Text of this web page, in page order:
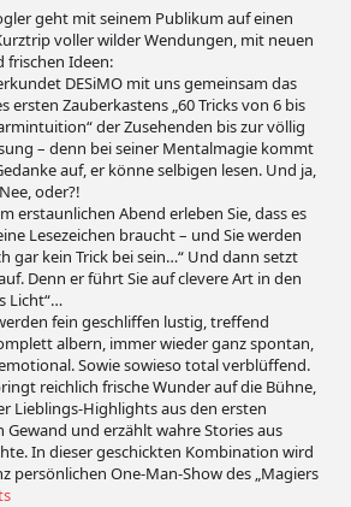
geht mit seinem Publikum auf einen
voller wilder Wendungen, mit neuen
frischen Ideen:
DESiMO mit uns gemeinsam das
ersten Zauberkastens „60 Tricks von 6 bis
der Zusehenden bis zur völlig
– denn bei seiner Mentalmagie kommt
auf, er könne selbigen lesen. Und ja,
oder?!
erstaunlichen Abend erleben Sie, dass es
Lesezeichen braucht – und Sie werden
gar kein Trick bei sein…“ Und dann setzt
Denn er führt Sie auf clevere Art in den
Licht“…
fein geschliffen lustig, treffend
albern, immer wieder ganz spontan,
Sowie sowieso total verblüffend.
reichlich frische Wunder auf die Bühne,
Lieblings-Highlights aus den ersten
und erzählt wahre Stories aus
In dieser geschickten Kombination wird
persönlichen One-Man-Show des „Magiers